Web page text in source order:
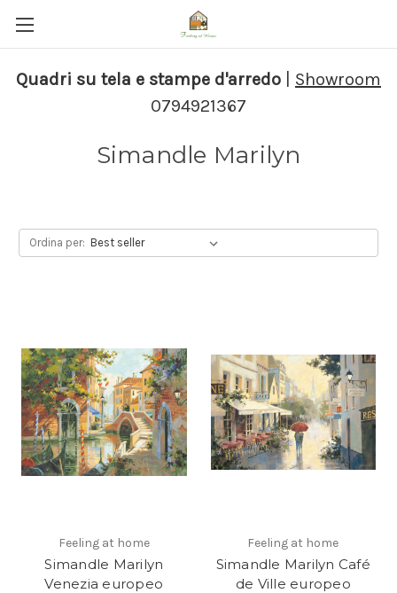
Quadri su tela e stampe d'arredo
Showroom
0794921367
Simandle Marilyn
Ordina per:
Feeling at home
Simandle Marilyn
Venezia europeo
Feeling at home
Simandle Marilyn Café
de Ville europeo